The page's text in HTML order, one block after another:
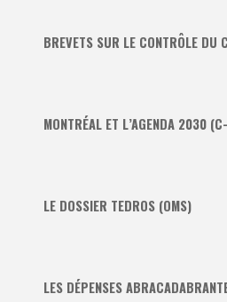
BREVETS SUR LE CONTRÔLE DU
MONTRÉAL ET L’AGENDA 2030
LE DOSSIER TEDROS (OMS)
LES DÉPENSES